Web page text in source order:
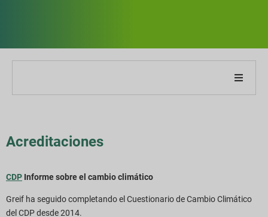
Acerca de nuestro informe
Metas y desempeño
Acreditaciones
CDP Informe sobre el cambio climático
Greif ha seguido completando el Cuestionario de Cambio Climático
del CDP desde 2014.